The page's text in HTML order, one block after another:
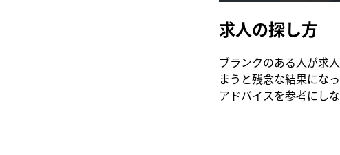
求人の探し方
ブランクのある人が求
まうと残念な結果にな
アドバイスを参考にし